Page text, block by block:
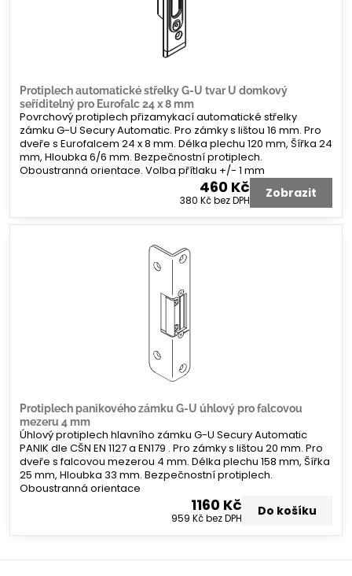
Protiplech automatické střelky G-U tvar U domkový
seříditelný pro Eurofalc 24 x 8 mm
Povrchový protiplech přizamykací automatické střelky
zámku G-U Secury Automatic. Pro zámky s lištou 16 mm. Pro
dveře s Eurofalcem 24 x 8 mm. Délka plechu 120 mm, Šířka 24
mm, Hloubka 6/6 mm. Bezpečnostní protiplech.
Oboustranná orientace. Volba přítlaku +/- 1 mm
460 Kč
380 Kčbez DPH Zobrazit
Protiplech panikového zámku G-U úhlový pro falcovou
mezeru 4 mm
Úhlový protiplech hlavního zámku G-U Secury Automatic
PANIK dle CŠN EN 1127 a EN179 . Pro zámky s lištou 20 mm. Pro
dveře s falcovou mezerou 4 mm. Délka plechu 158 mm, Šířka
25 mm, Hloubka 33 mm. Bezpečnostní protiplech.
Oboustranná orientace
1160 Kč
959 Kčbez DPH Do košíku